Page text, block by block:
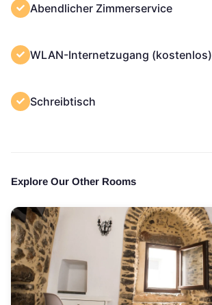
Abendlicher Zimmerservice
WLAN-Internetzugang (kostenlos)
Schreibtisch
Explore Our Other Rooms